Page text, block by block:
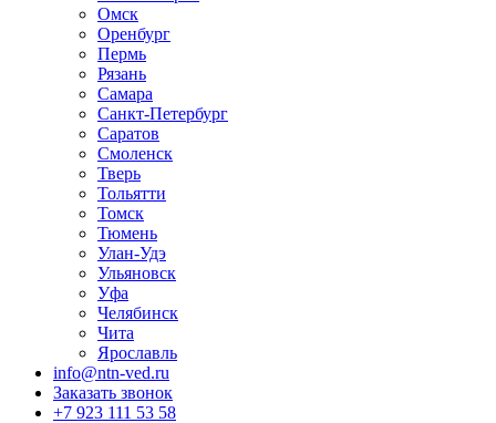
Омск
Оренбург
Пермь
Рязань
Самара
Санкт-Петербург
Саратов
Смоленск
Тверь
Тольятти
Томск
Тюмень
Улан-Удэ
Ульяновск
Уфа
Челябинск
Чита
Ярославль
info@ntn-ved.ru
Заказать звонок
+7 923 111 53 58